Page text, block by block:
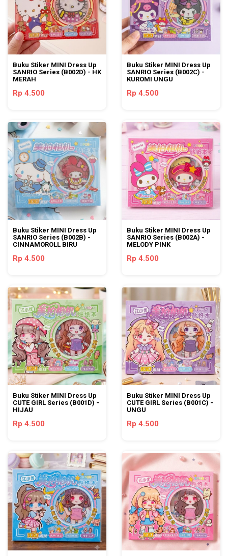
Buku Stiker MINI Dress Up
SANRIO Series (B002D) - HK
MERAH
Rp 4.500
Buku Stiker MINI Dress Up
SANRIO Series (B002C) -
KUROMI UNGU
Rp 4.500
Buku Stiker MINI Dress Up
SANRIO Series (B002B) -
CINNAMOROLL BIRU
Rp 4.500
Buku Stiker MINI Dress Up
SANRIO Series (B002A) -
MELODY PINK
Rp 4.500
Buku Stiker MINI Dress Up
CUTE GIRL Series (B001D) -
HIJAU
Rp 4.500
Buku Stiker MINI Dress Up
CUTE GIRL Series (B001C) -
UNGU
Rp 4.500